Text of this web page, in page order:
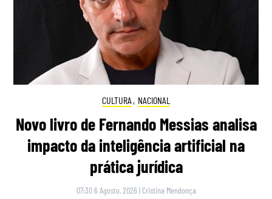
CULTURA , NACIONAL
Novo livro de Fernando Messias analisa
impacto da inteligência artificial na
prática jurídica
07:30 6 Agosto, 2026 | Cristina Mendonça